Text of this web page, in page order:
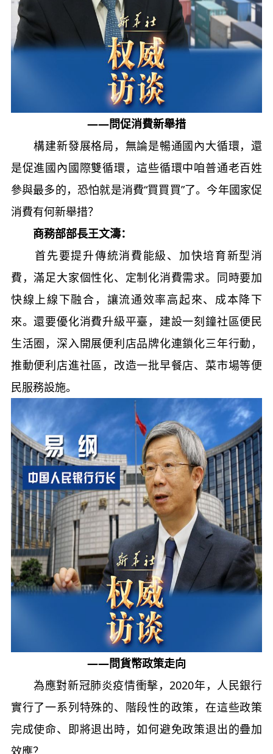
——問促消費新舉措
構建新發展格局，無論是暢通國內大循環，還
是促進國內國際雙循環，這些循環中咱普通老百姓
參與最多的，恐怕就是消費“買買買”了。今年國家促
消費有何新舉措？
商務部部長王文濤：
首先要提升傳統消費能級、加快培育新型消
費，滿足大家個性化、定制化消費需求。同時要加
快線上線下融合，讓流通效率高起來、成本降下
來。還要優化消費升級平臺，建設一刻鐘社區便民
生活圈，深入開展便利店品牌化連鎖化三年行動，
推動便利店進社區，改造一批早餐店、菜市場等便
民服務設施。
——問貨幣政策走向
為應對新冠肺炎疫情衝擊，2020年，人民銀行
實行了一系列特殊的、階段性的政策，在這些政策
完成使命、即將退出時，如何避免政策退出的疊加
效應？